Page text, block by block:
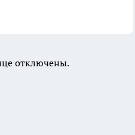
отключены.